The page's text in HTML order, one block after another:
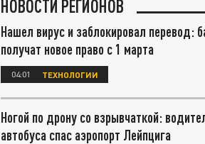
НОВОСТИ РЕГИОНОВ
Нашел вирус и заблокировал перевод:
получат новое право с 1 марта
04:01 ТЕХНОЛОГИИ
Ногой по дрону со взрывчаткой:
автобуса спас аэропорт Лейпцига